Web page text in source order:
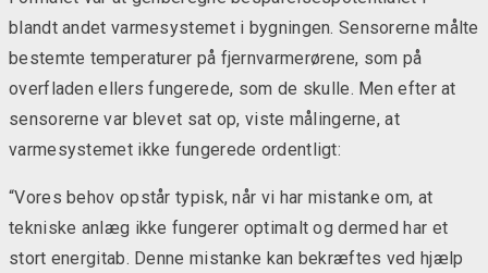
blandt andet varmesystemet i bygningen. Sensorerne målte
bestemte temperaturer på fjernvarmerørene, som på
overfladen ellers fungerede, som de skulle. Men efter at
sensorerne var blevet sat op, viste målingerne, at
varmesystemet ikke fungerede ordentligt:
“Vores behov opstår typisk, når vi har mistanke om, at
tekniske anlæg ikke fungerer optimalt og dermed har et
stort energitab. Denne mistanke kan bekræftes ved hjælp